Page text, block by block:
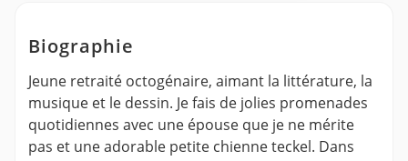
Biographie
Jeune retraité octogénaire, aimant la littérature, la
musique et le dessin. Je fais de jolies promenades
quotidiennes avec une épouse que je ne mérite
pas et une adorable petite chienne teckel. Dans